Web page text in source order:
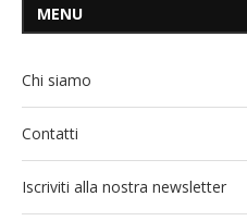
MENU
Chi siamo
Contatti
Iscriviti alla nostra newsletter